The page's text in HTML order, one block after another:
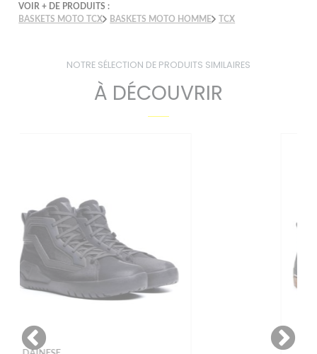
VOIR + DE PRODUITS :
BASKETS MOTO TCX
BASKETS MOTO HOMME TCX
NOTRE SÉLECTION DE PRODUITS SIMILAIRES
À DÉCOUVRIR